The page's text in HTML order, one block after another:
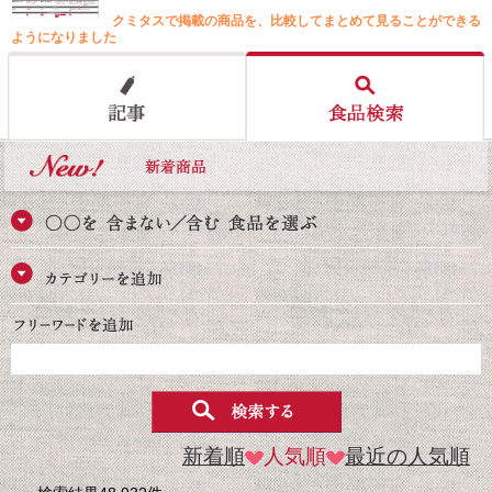
クミタスで掲載の商品を、比較してまとめて見ることができる
ようになりました
新着順 人気順 最近の人気順